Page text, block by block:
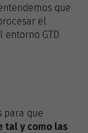
que
el
GTD
para que
tal y como las